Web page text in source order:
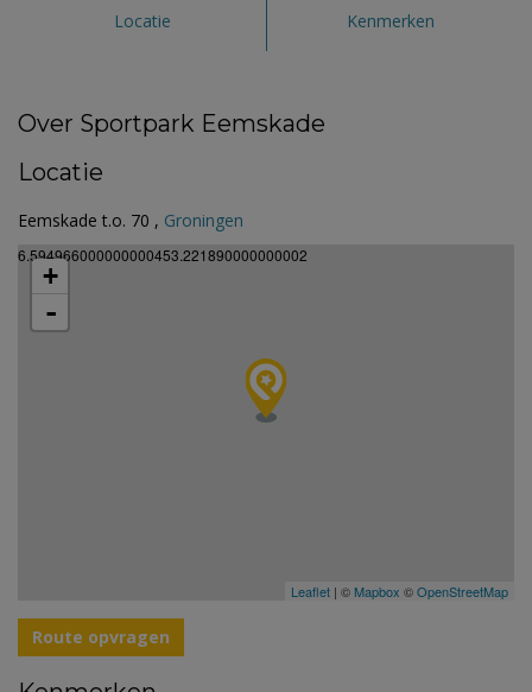
Locatie Kenmerken
Over Sportpark Eemskade
Locatie
Eemskade t.o. 70 , Groningen
6.594966000000000453.221890000000002
+
-
Leaflet | © Mapbox ©OpenStreetMap
Route opvragen